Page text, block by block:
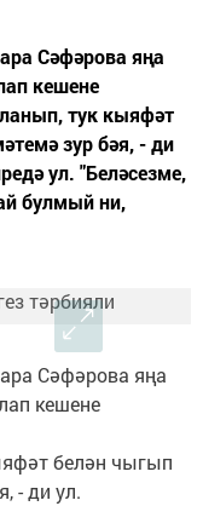
Сәфәрова яңа
кешене
тук кыяфәт
зур бәя, - ди
ул. "Беләсезме,
булмый ни,
Сәфәрова яңа
кешене
белән чыгып
- ди ул.